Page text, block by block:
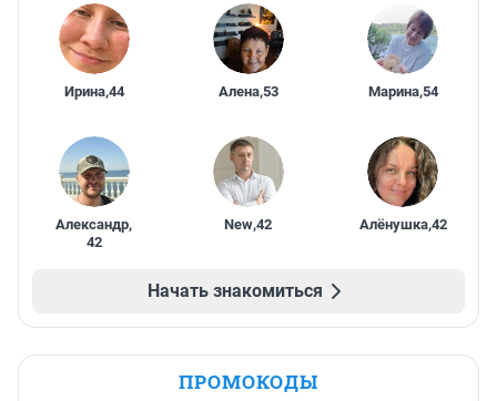
Ирина,44 Алена,53 Марина,54
Александр,
42
New,42 Алёнушка,42
Начать знакомиться
ПРОМОКОДЫ